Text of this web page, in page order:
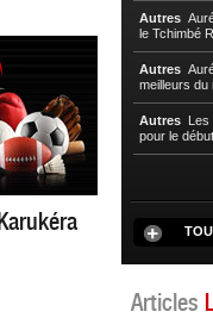
Autres
le Tchimbé
Autres
meilleurs du
Autres Les
pour le
Articles